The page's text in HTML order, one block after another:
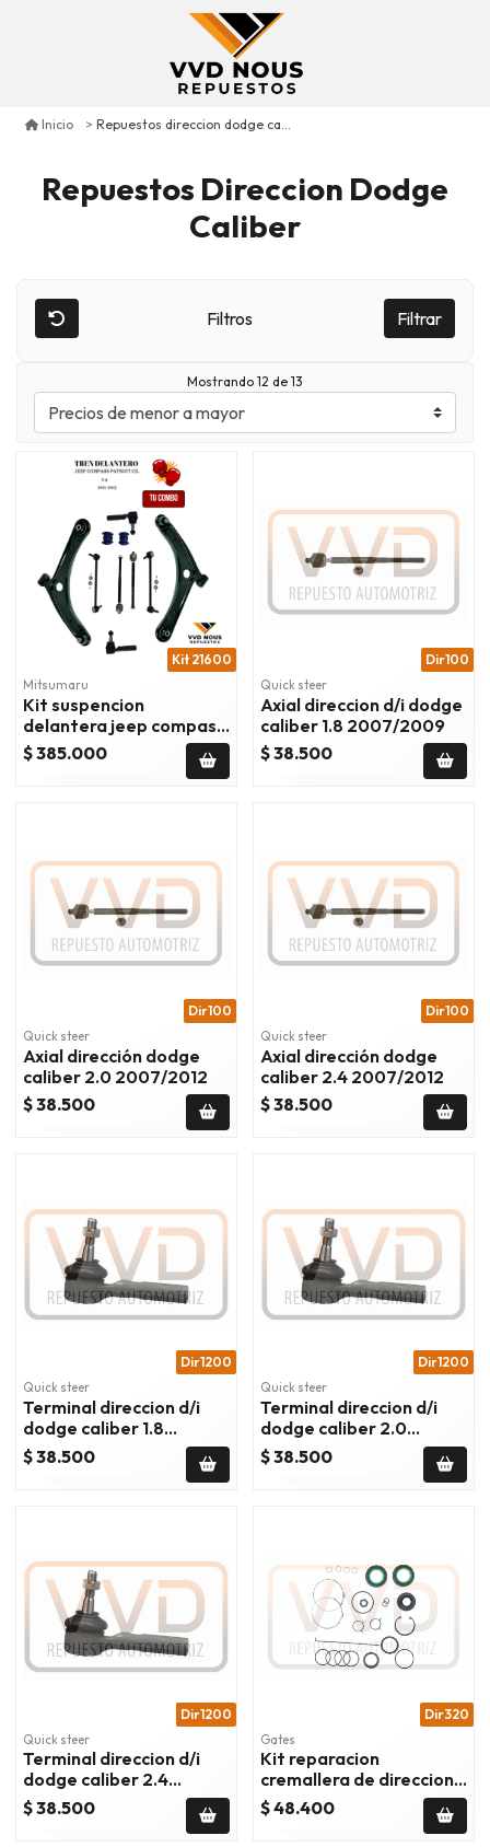
Inicio Repuestos direccion dodge caliber
Repuestos Direccion Dodge
Caliber
Filtros Filtrar
Mostrando 12 de 13
Kit 21600
Mitsumaru
Kit suspencion
delantera jeep compass
patriot dodge caliber
2007-2017
$ 385.000
Dir100
Quick steer
Axial direccion d/i dodge
caliber 1.8 2007/2009
$ 38.500
Dir100
Quick steer
Axial dirección dodge
caliber 2.0 2007/2012
$ 38.500
Dir100
Quick steer
Axial dirección dodge
caliber 2.4 2007/2012
$ 38.500
Dir1200
Quick steer
Terminal direccion d/i
dodge caliber 1.8
2007/2009
$ 38.500
Dir1200
Quick steer
Terminal direccion d/i
dodge caliber 2.0
2007/2012
$ 38.500
Dir1200
Quick steer
Terminal direccion d/i
dodge caliber 2.4
2007/2012
$ 38.500
Dir320
Gates
Kit reparacion
cremallera de direccion
dodge caliber
2007/2009
$ 48.400